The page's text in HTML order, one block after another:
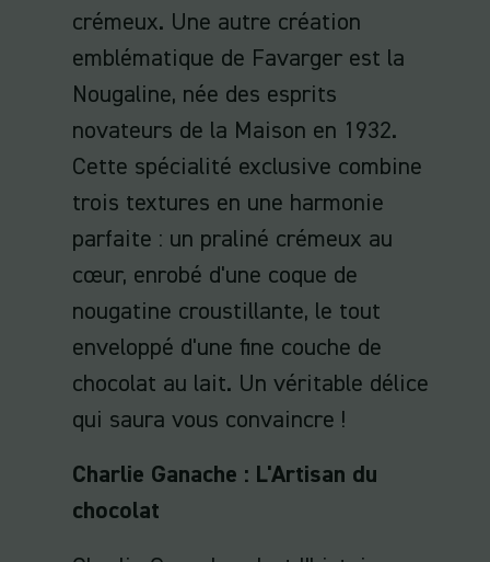
crémeux. Une autre création
emblématique de Favarger est la
Nougaline, née des esprits
novateurs de la Maison en 1932.
Cette spécialité exclusive combine
trois textures en une harmonie
parfaite : un praliné crémeux au
cœur, enrobé d'une coque de
nougatine croustillante, le tout
enveloppé d'une fine couche de
chocolat au lait. Un véritable délice
qui saura vous convaincre !
Charlie Ganache : L'Artisan du
chocolat